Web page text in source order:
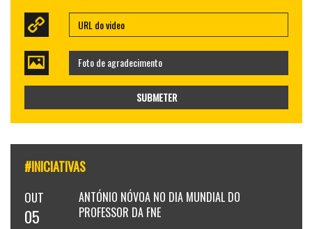
Foto de agradecimento
SUBMETER
#INICIATIVAS
OUT
05
ANTÓNIO NÓVOA NO DIA MUNDIAL DO
PROFESSOR DA FNE